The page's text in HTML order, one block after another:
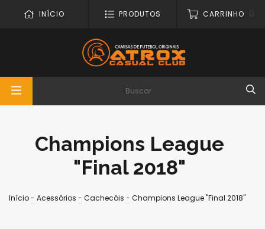
INÍCIO PRODUTOS CARRINHO 0
Champions League
"Final 2018"
Início- Acessórios - Cachecóis - Champions League "Final 2018"